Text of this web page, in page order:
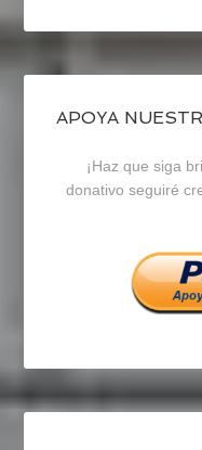
de
en
APOYA
¡Haz que siga
donativo seguiré